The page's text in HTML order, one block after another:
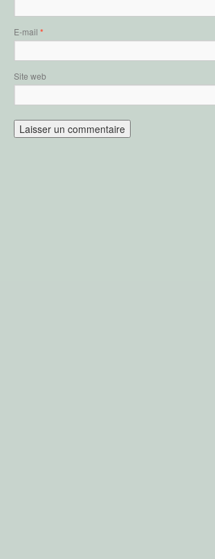
E-mail *
Site web